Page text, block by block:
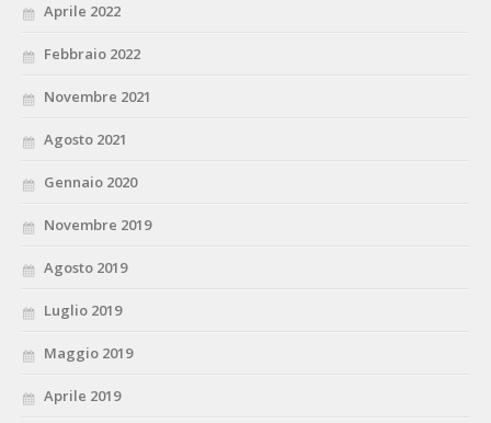
Aprile 2022
Febbraio 2022
Novembre 2021
Agosto 2021
Gennaio 2020
Novembre 2019
Agosto 2019
Luglio 2019
Maggio 2019
Aprile 2019